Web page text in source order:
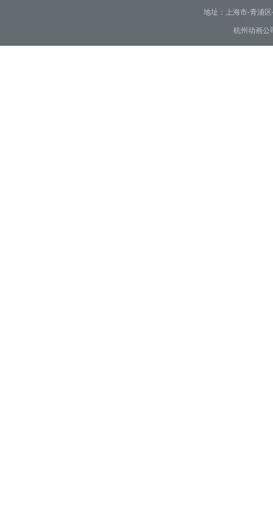
地址：上海市-青浦
杭州动画公